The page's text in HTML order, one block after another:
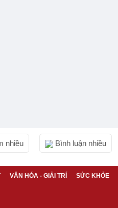
nhiều Bình luận nhiều
VĂN HÓA - GIẢI TRÍ SỨC KHỎE